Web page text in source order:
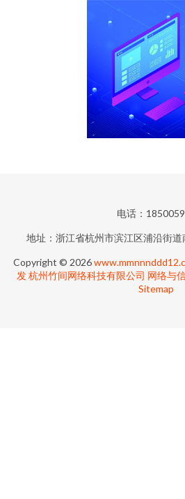
电话：
地址：浙江省杭州市滨江区浦沿街
Copyright © 2026
发 杭州竹间网络科技有限公司 网络与
Sitemap